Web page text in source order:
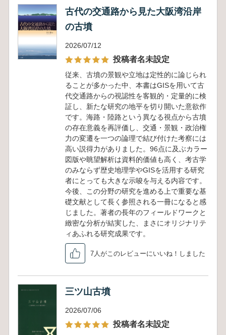
古代の交通路から見た大阪湾沿岸
の古墳
2026/07/12
投稿者名未設定
従来、古墳の景観や立地は定性的に論じられ
ることが多かった中、本書はGISを用いて古
代交通路からの視認性を客観的・定量的に検
証し、新たな研究の地平を切り開いた意欲作
です。海路・陸路という異なる視点から古墳
の存在意義を再評価し、交通・景観・政治権
力の変遷を一つの論理で結び付けた考察には
高い説得力がありました。96点に及ぶカラー
図版や眺望解析は資料的価値も高く、考古学
のみならず歴史地理学やGISを活用する研究
者にとっても大きな示唆を与える内容です。
今後、この分野の研究を進める上で重要な基
礎文献として長く参照される一冊になると感
じました。著者の長年のフィールドワークと
緻密な分析が結実した、まさにオリジナリテ
ィあふれる研究成果です。
7人がこのレビューにいいね！しました
三ツ山古墳
2026/07/06
投稿者名未設定